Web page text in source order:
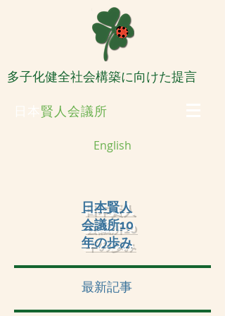
​多子化健全社会構築に向けた提言
賢人会議所
English
​日本賢人
会議所10
年の歩み
最新記事